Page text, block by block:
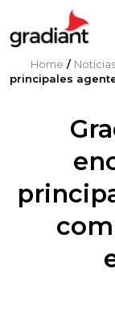
Home / Noticias
principales